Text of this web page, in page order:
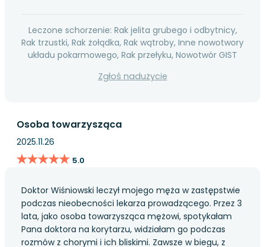
Leczone schorzenie: Rak jelita grubego i odbytnicy,
Rak trzustki, Rak żołądka, Rak wątroby, Inne nowotwory
układu pokarmowego, Rak przełyku, Nowotwór GIST
Zgłoś nadużycie
Osoba towarzysząca
2025.11.26
★★★★★
★★★★★ 5.0
Doktor Wiśniowski leczył mojego męża w zastępstwie
podczas nieobecności lekarza prowadzącego. Przez 3
lata, jako osoba towarzysząca mężowi, spotykałam
Pana doktora na korytarzu, widziałam go podczas
rozmów z chorymi i ich bliskimi. Zawsze w biegu, z